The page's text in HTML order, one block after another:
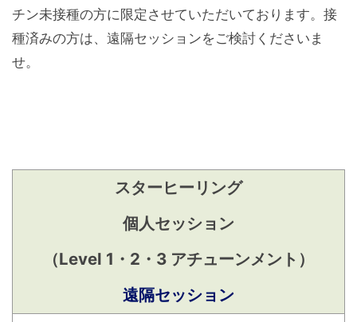
チン未接種の方に限定させていただいております。接
種済みの方は、遠隔セッションをご検討くださいま
せ。
スターヒーリング
個人セッション
（Level 1・2・3 アチューンメント）
遠隔セッション